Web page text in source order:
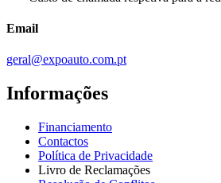
Email
geral@expoauto.com.pt
Informações
Financiamento
Contactos
Política de Privacidade
Livro de Reclamações